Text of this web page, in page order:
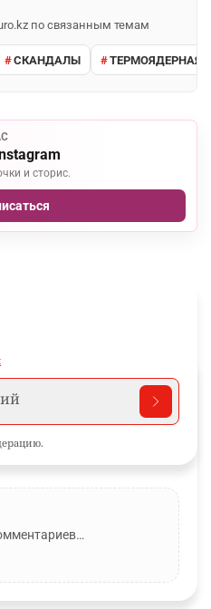
по связанным темам
СКАНДАЛЫ ТЕРМОЯДЕРНАЯ
и сторис.